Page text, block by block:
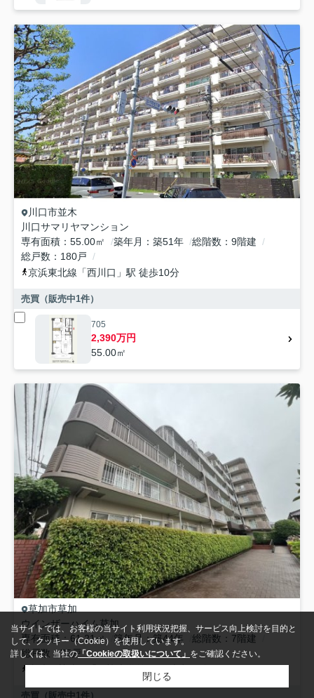
川口市並木
川口サマリヤマンション
専有面積
55.00㎡ 築年月 築51年 総階数
9階建
総戸数
180戸
京浜東北線 「西川口 」駅 徒歩10分
売買（販売中1件）
705
2,390万円
55.00㎡
草加市草加
ウインザーハイム草加
専有面積
61.21㎡ 築年月 築44年 総階数
7階建
総戸数
75戸
獨協大学前」駅 徒歩10分
売買（販売中1 件）
当サイトでは、お客様の当サイト利用状況把握、サービス向上検討を目的と
して、クッキー（Cookie）を使用しています。
詳しくは、当社の「Cookieの取扱いについて」 をご確認ください。
閉じる